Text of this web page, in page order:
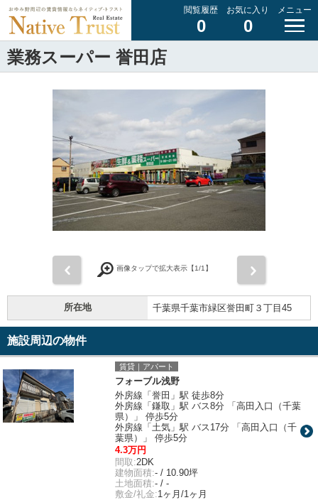
閲覧履歴
0
お気に入り
0
メニュー
業務スーパー 誉田店
画像タップで拡大表示【1/1】
所在地 千葉県千葉市緑区誉田町３丁目45
施設周辺の物件
賃貸｜アパート
フォーブル浅野
外房線「誉田」駅 徒歩8分
外房線「鎌取」駅 バス8分 「高田入口（千葉
県）」 停歩5分
外房線「土気」駅 バス17分 「高田入口（千
葉県）」 停歩5分
4.3万円
間取:2DK
建物面積:- / 10.90坪
土地面積:- / -
敷金/礼金:1ヶ月/1ヶ月